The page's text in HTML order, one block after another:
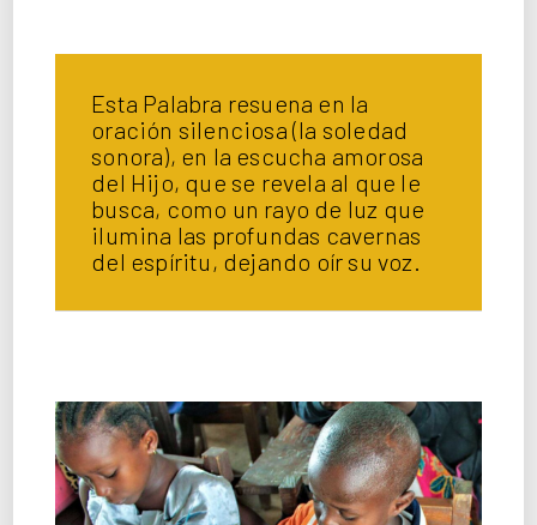
Esta Palabra resuena en la
oración silenciosa (la soledad
sonora), en la escucha amorosa
del Hijo, que se revela al que le
busca, como un rayo de luz que
ilumina las profundas cavernas
del espíritu, dejando oír su voz.